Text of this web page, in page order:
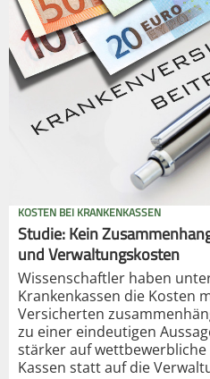
KOSTEN BEI KRANKENKASSEN
Studie: Kein
und Verwaltungskosten
Wissenschaftler haben
Krankenkassen die Kosten
Versicherten
zu einer eindeutigen
stärker auf wettbewerbliche
Kassen statt auf die